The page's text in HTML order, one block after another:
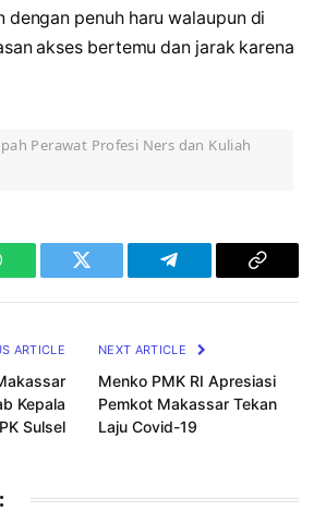
dengan penuh haru walaupun di
akses bertemu dan jarak karena
Perawat Profesi Ners dan Kuliah
Twitter Telegram
Copy
ARTICLE
Kepala
Sulsel
NEXT ARTICLE
Menko PMK RI Apresiasi
Pemkot Makassar Tekan
Laju Covid-19